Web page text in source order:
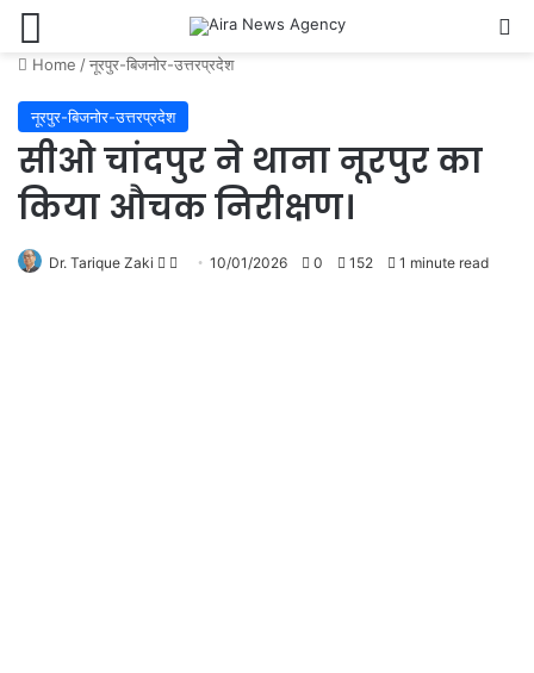
Home /नूरपुर-बिजनोर-उत्तरप्रदेश
नूरपुर-बिजनोर-उत्तरप्रदेश
सीओ चांदपुर ने थाना नूरपुर का
किया औचक निरीक्षण।
Dr. Tarique Zaki
Follow
Send10/01/2026 0 152 1 minute read